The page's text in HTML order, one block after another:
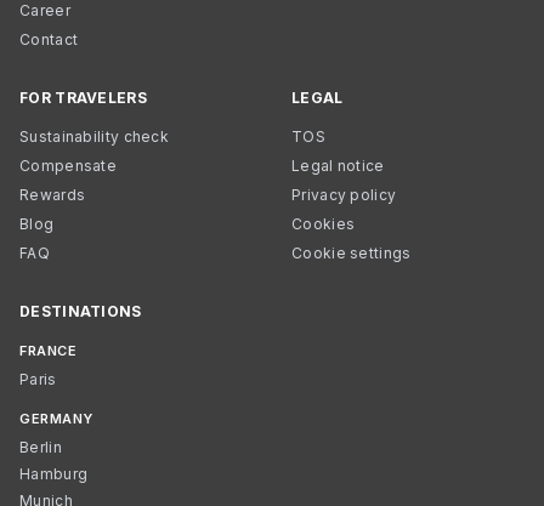
Career
Contact
FOR TRAVELERS
Sustainability check
Compensate
Rewards
Blog
FAQ
LEGAL
TOS
Legal notice
Privacy policy
Cookies
Cookie settings
DESTINATIONS
FRANCE
Paris
GERMANY
Berlin
Hamburg
Munich